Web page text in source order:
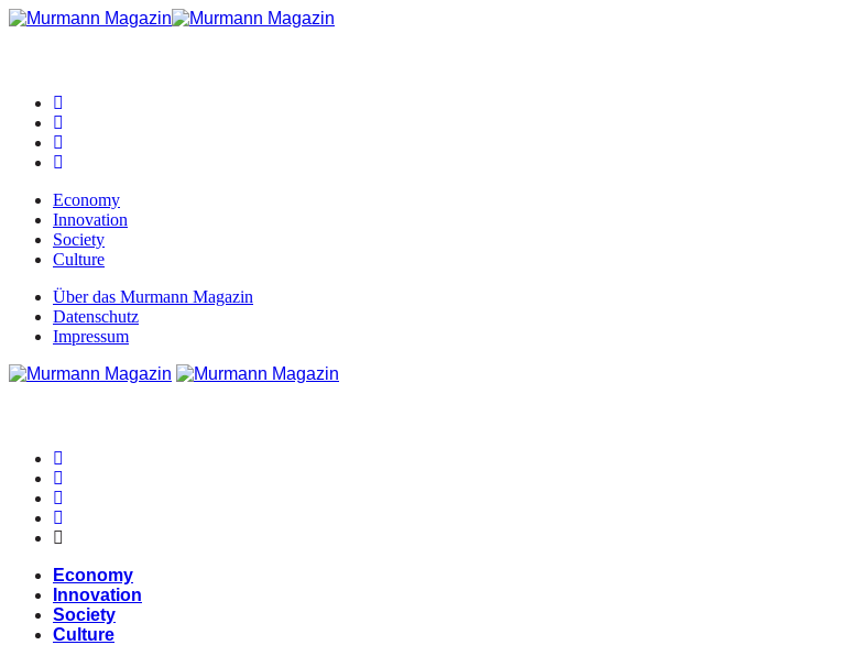
Economy
Innovation
Society
Culture
Über das Murmann Magazin
Datenschutz
Impressum
Economy
Innovation
Society
Culture